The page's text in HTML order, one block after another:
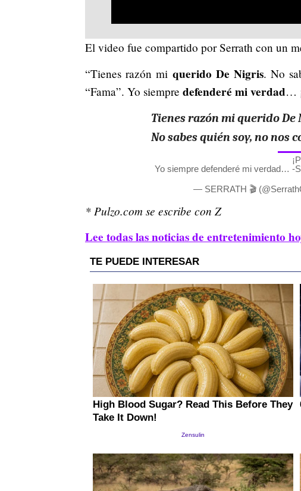
El video fue compartido por Serrath con un
“Tienes razón mi querido De Nigris. No
“Fama”. Yo siempre defenderé mi verdad…
Tienes razón mi querido De
No sabes quién soy, no nos
Yo siempre defenderé mi verdad… -
— SERRATH 🎬
* Pulzo.com se escribe con Z
Lee todas las noticias de entretenimiento